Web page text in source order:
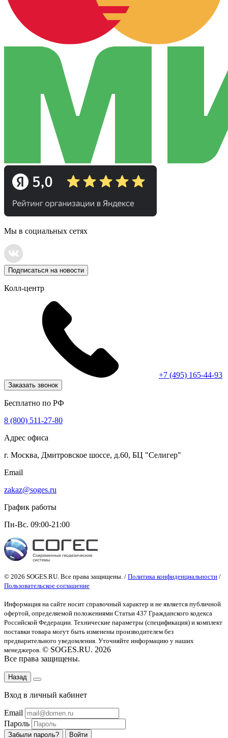
Мы в социальных сетях
Подписаться на новости
Колл-центр
+7 (495) 165-44-93
Заказать звонок
Бесплатно по РФ
8 (800) 511-27-80
Адрес офиса
г. Москва, Дмитровское шоссе, д.60, БЦ "Селигер"
Email
zakaz@soges.ru
График работы
Пн-Вс. 09:00-21:00
© 2026 SOGES.RU. Все права защищены. / Политика конфиденциальности /
Пользовательское соглашение
Информация на сайте носит справочный характер и не является публичной
офертой, определяемой положениями Статьи 437 Гражданского кодекса
Российской Федерации. Технические параметры (спецификация) и комплект
поставки товара могут быть изменены производителем без
предварительного уведомления. Уточняйте информацию у наших
менеджеров. © SOGES.RU. 2026
Все права защищены.
Назад
Вход в личный кабинет
Email
Пароль
Забыли пароль? Войти